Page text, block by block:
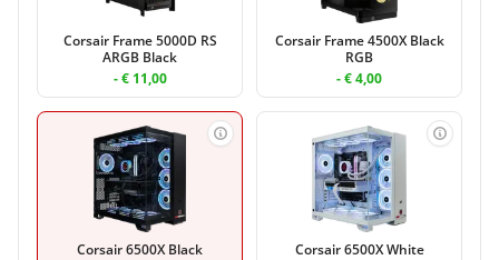
Corsair Frame 5000D RS
ARGB Black
- € 11,00
Corsair Frame 4500X Black
RGB
- € 4,00
Corsair 6500X Black
Corsair 6500X White